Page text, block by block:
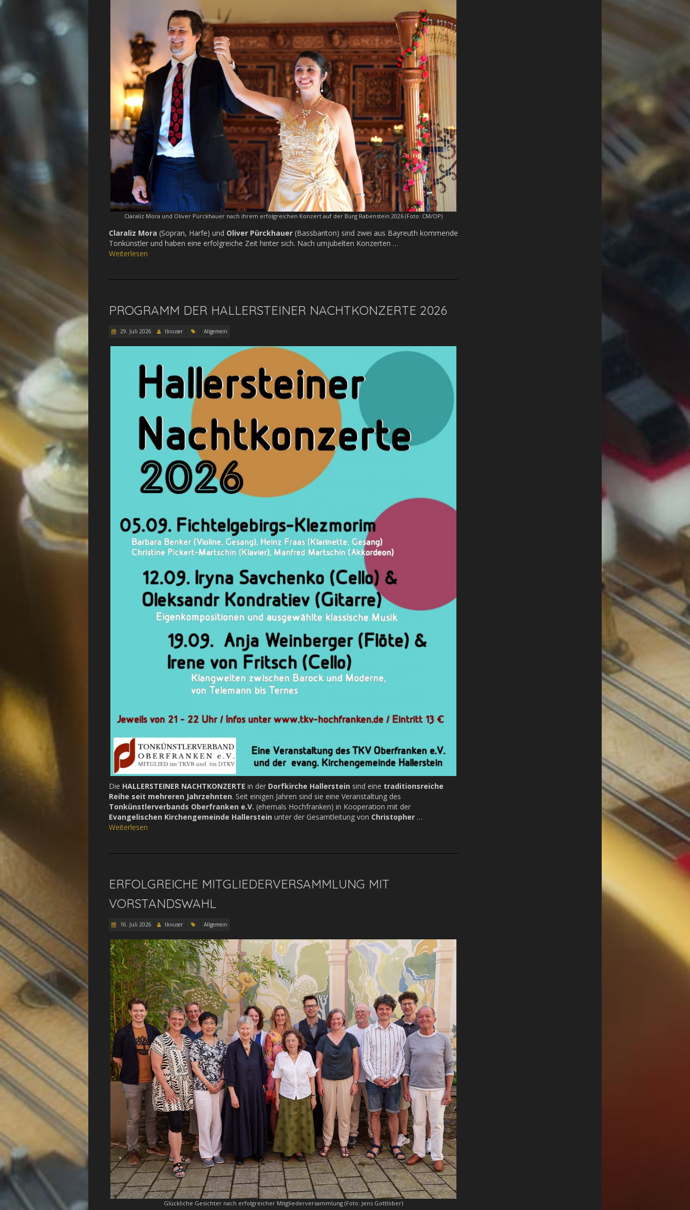
Claraliz Mora und Oliver Pürckhauer nach ihrem erfolgreichen Konzert auf der Burg Rabenstein 2026 (Foto: CM/OP)
Claraliz Mora (Sopran, Harfe) und Oliver Pürckhauer (Bassbariton) sind zwei aus Bayreuth kommende
Tonkünstler und haben eine erfolgreiche Zeit hinter sich. Nach umjubelten Konzerten …
Weiterlesen
PROGRAMM DER HALLERSTEINER NACHTKONZERTE 2026
29. Juli 2026 tkvuser Allgemein
Die HALLERSTEINER NACHTKONZERTE in der Dorfkirche Hallerstein sind eine traditionsreiche
Reihe seit mehreren Jahrzehnten. Seit einigen Jahren sind sie eine Veranstaltung des
Tonkünstlerverbands Oberfranken e.V. (ehemals Hochfranken) in Kooperation mit der
Evangelischen Kirchengemeinde Hallerstein unter der Gesamtleitung von Christopher …
Weiterlesen
ERFOLGREICHE MITGLIEDERVERSAMMLUNG MIT
VORSTANDSWAHL
16. Juli 2026 tkvuser Allgemein
Glückliche Gesichter nach erfolgreicher Mitgliederversammlung (Foto: Jens Gottlöber)